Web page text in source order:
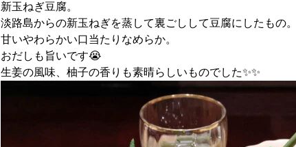
新玉ねぎ豆腐。
淡路島からの新玉ねぎを蒸して裏ごしして豆腐にしたもの。
甘いやわらかい口当たりなめらか。
おだしも旨いです😭
生姜の風味、柚子の香りも素晴らしいものでした✨️✨️